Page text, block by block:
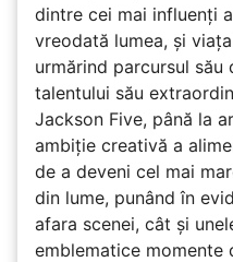
dintre cei mai influenți
vreodată lumea, și
urmărind parcursul său
talentului său
Jackson Five, până la
ambiție creativă a
de a deveni cel mai
din lume, punând în
afara scenei, cât și
emblematice momente